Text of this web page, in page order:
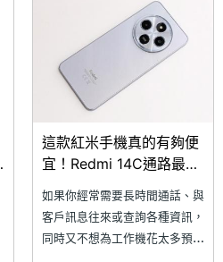
曝光新機外觀設計、核心規格與
價格資訊。根據頁面內容，Red
這款紅米手機真的有夠便
宜！Redmi 14C通路最低
如果你經常需要長時間通話、與
客戶訊息往來或查詢各種資訊，
同時又不想為工作機花太多預